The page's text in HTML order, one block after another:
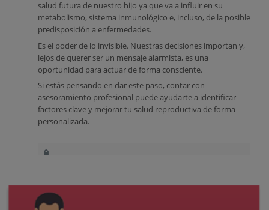
salud futura de nuestro hijo ya que va a influir en su
metabolismo, sistema inmunológico e, incluso, de la posible
predisposición a enfermedades.
Es el poder de lo invisible. Nuestras decisiones importan y,
lejos de querer ser un mensaje alarmista, es una
oportunidad para actuar de forma consciente.
Si estás pensando en dar este paso, contar con
asesoramiento profesional puede ayudarte a identificar
factores clave y mejorar tu salud reproductiva de forma
personalizada.